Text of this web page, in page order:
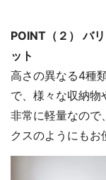
POINT（２） バ
ット
高さの異なる4種
で、様々な収納物
非常に軽量なので
クスのようにもお